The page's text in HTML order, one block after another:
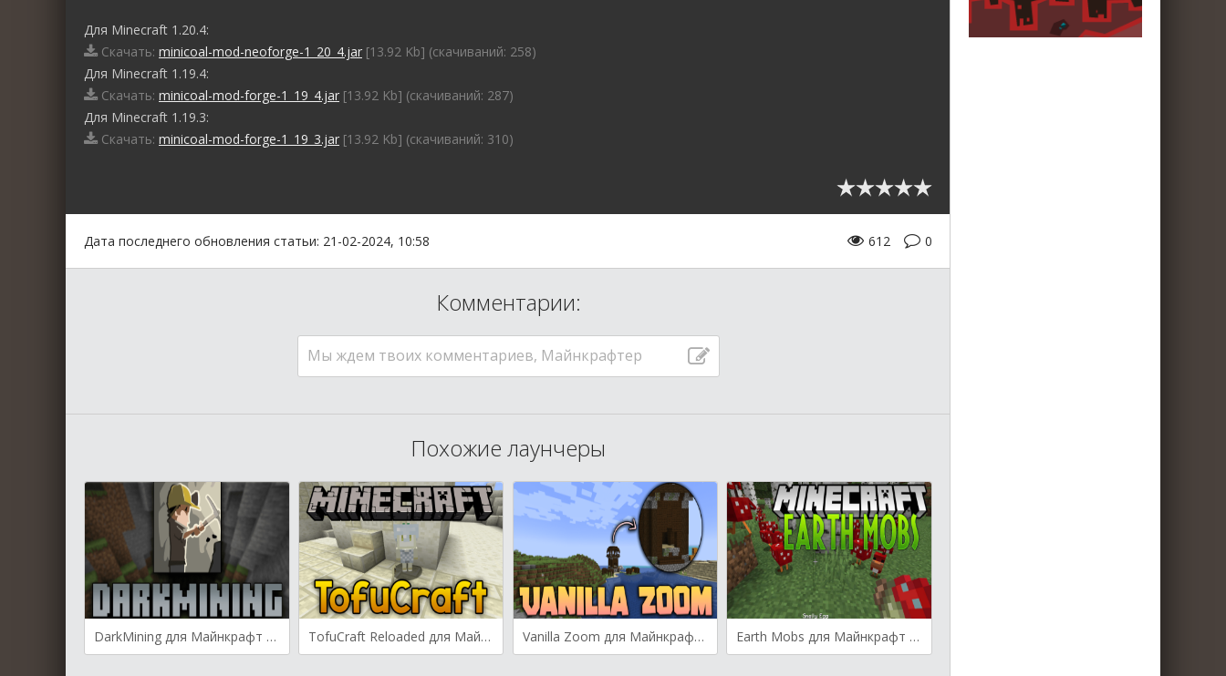
Для Minecraft 1.20.4:
Скачать: minicoal-mod-neoforge-1_20_4.jar [13.92 Kb] (cкачиваний: 258)
Для Minecraft 1.19.4:
Скачать: minicoal-mod-forge-1_19_4.jar [13.92 Kb] (cкачиваний: 287)
Для Minecraft 1.19.3:
Скачать: minicoal-mod-forge-1_19_3.jar [13.92 Kb] (cкачиваний: 310)
Дата последнего обновления статьи: 21-02-2024, 10:58 0
612
Комментарии:
Мы ждем твоих комментариев, Майнкрафтер
Похожие лаунчеры
DarkMining для Майнкрафт [1.20.4, 1.20.3, 1.20.2] TofuCraft Reloaded для Майнкрафт [1.20.4, 1.20.2] Vanilla Zoom для Майнкрафт [1.20.4, 1.20.2, 1.20.1] Earth Mobs для Майнкрафт [1.20.4, 1.20.2, 1.20.1]